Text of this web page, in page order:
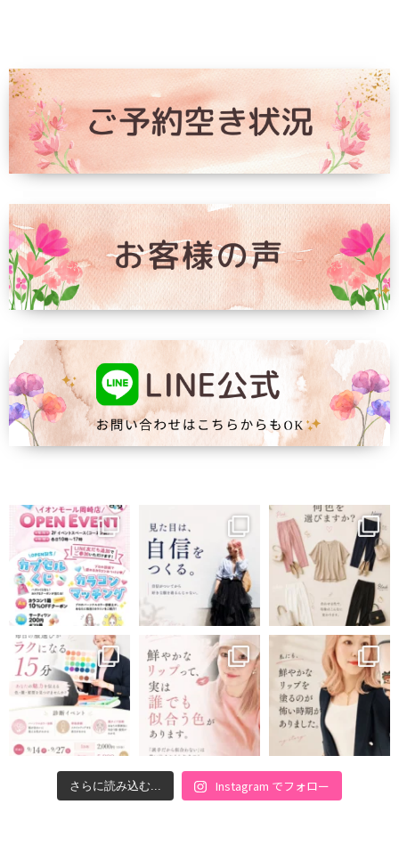
さらに読み込む... Instagram でフォロー